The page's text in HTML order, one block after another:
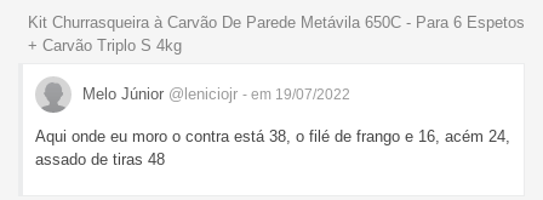
Kit Churrasqueira à Carvão De Parede Metávila 650C - Para 6 Espetos
+ Carvão Triplo S 4kg
Melo Júnior @leniciojr - em 19/07/2022
Aqui onde eu moro o contra está 38, o filé de frango e 16, acém 24,
assado de tiras 48